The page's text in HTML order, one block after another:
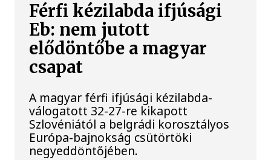
Férfi kézilabda ifjúsági
Eb: nem jutott
elődöntőbe a magyar
csapat
A magyar férfi ifjúsági kézilabda-
válogatott 32-27-re kikapott
Szlovéniától a belgrádi korosztályos
Európa-bajnokság csütörtöki
negyeddöntőjében.